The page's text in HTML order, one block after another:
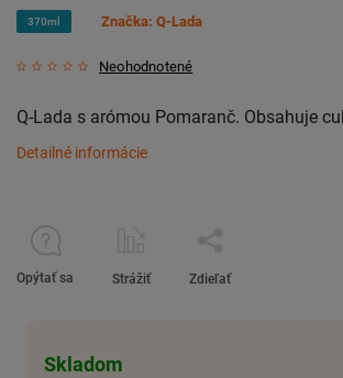
370ml
Neohodnotené
Značka: Q-Lada
Skladom
Q-Lada s arómou Pomaranč. Obsahuje
Detailné informácie
Opýtať sa Strážiť Zdieľať